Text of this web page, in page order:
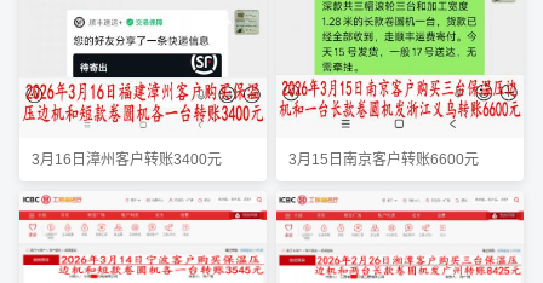
3月16日漳州客户转账3400元 3月15日南京客户转账6600元